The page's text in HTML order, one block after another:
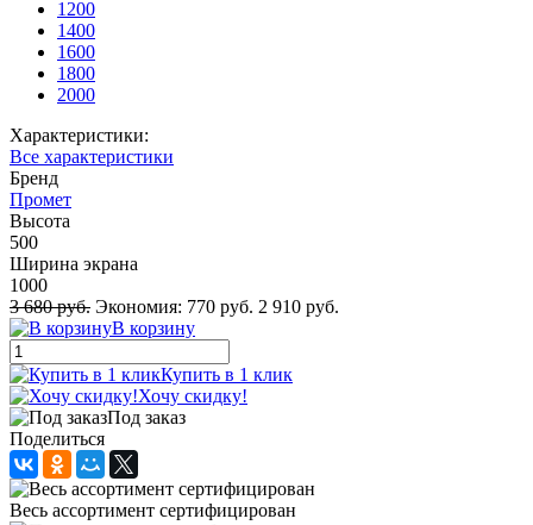
1200
1400
1600
1800
2000
Характеристики:
Все характеристики
Бренд
Промет
Высота
500
Ширина экрана
1000
3 680 руб. Экономия: 770 руб. 2 910 руб.
В корзину
Купить в 1 клик
Хочу скидку!
Под заказ
Поделиться
Весь ассортимент сертифицирован